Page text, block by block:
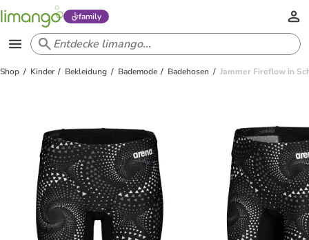
family
Shop Kinder Bekleidung Bademode Badehosen Jammer Fireflow in